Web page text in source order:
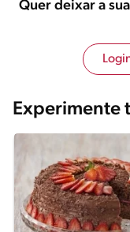
Quer deixar a
Experimente